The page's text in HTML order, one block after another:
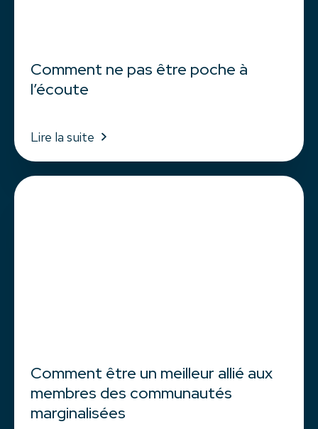
Comment ne pas être poche à
l’écoute
Lire la suite
Comment être un meilleur allié aux
membres des communautés
marginalisées